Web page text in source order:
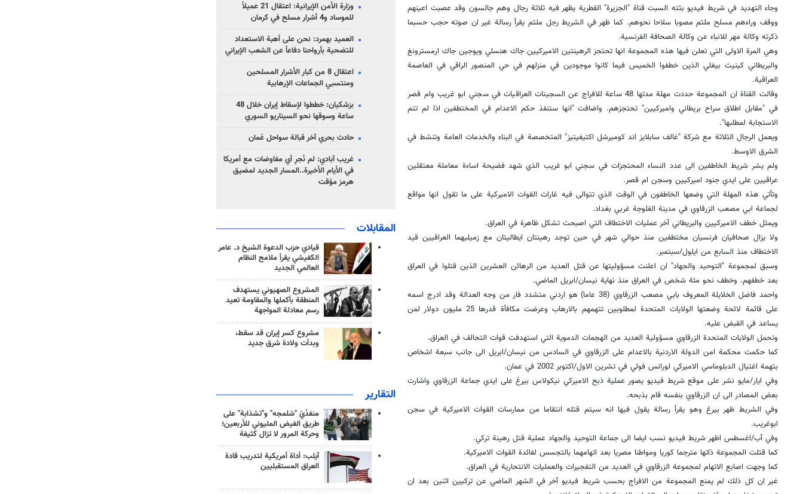
وجاء التهديد في شريط فيديو بثته السبت قناة "الجزيرة" القطرية يظهر فيه ثلاثة رجال وهم جالسون وقد عصبت اعينهم
ووقف وراءهم مسلح ملثم مصوبا سلاحا نحوهم. كما ظهر في الشريط رجل ملثم يقرأ رسالة غير ان صوته حجب حسبما
ذكرته وكالة مهر للانباء عن وكالة الصحافة الفرنسية.
وهي المرة الاولى التي تعلن فيها هذه المجموعة انها تحتجز الرهينتين الاميركيين جاك هنسلي ويوجين جاك ارمسترونغ
والبريطاني كينيث بيغلي الذين خطفوا الخميس فيما كانوا موجودين في منزلهم في حي المنصور الراقي في العاصمة
العراقية.
وقالت القناة ان المجموعة حددت مهلة مدتها 48 ساعة للافراج عن السجينات العراقيات في سجني ابو غريب وام قصر
في "مقابل اطلاق سراح بريطاني واميركيين" تحتجزهم. واضافت "انها ستنفذ حكم الاعدام في المختطفين اذا لم تتم
الاستجابة لمطلبها".
ويعمل الرجال الثلاثة مع شركة "غالف سابلايز اند كوميرشل اكتيفيتيز" المتخصصة في البناء والخدمات العامة وتنشط في
الشرق الاوسط.
ولم يشر شريط الخاطفين الى عدد النساء المحتجزات في سجني ابو غريب الذي شهد فضيحة اساءة معاملة معتقلين
عراقيين على ايدي جنود اميركيين وسجن ام قصر.
وتأتي هذه المهلة التي وضعها الخاطفون في الوقت الذي تتوالى فيه غارات القوات الاميركية على ما تقول انها مواقع
لجماعة ابي مصعب الزرقاوي في مدينة الفلوجة غربي بغداد.
ويمثل خطف الاميركيين والبريطاني آخر عمليات الاختطاف التي اصبحت تشكل ظاهرة في العراق.
ولا يزال صحافيان فرنسيان مختطفين منذ حوالي شهر في حين توجد رهينتان ايطاليتان مع زميليهما العراقيين قيد
الاختطاف منذ السابع من ايلول/سبتمبر.
وسبق لمجموعة "التوحيد والجهاد" ان اعلنت مسؤوليتها عن قتل العديد من الرهائن العشرين الذين قتلوا في العراق
بعد خطفهم. وخطف نحو مئة شخص في العراق منذ نهاية نيسان/ابريل الماضي.
واحمد فاضل الخلايلة المعروف بابي مصعب الزرقاوي (38 عاما) هو اردني متشدد فار من وجه العدالة وقد ادرج اسمه
على قائمة لائحة وضعتها الولايات المتحدة لمطلوبين تتهمهم بالارهاب وعرضت مكافأة قدرها 25 مليون دولار لمن
يساعد في القبض عليه.
وتحمل الولايات المتحدة الزرقاوي مسؤولية العديد من الهجمات الدموية التي استهدفت قوات التحالف في العراق.
كما حكمت محكمة امن الدولة الاردنية بالاعدام على الزرقاوي في السادس من نيسان/ابريل الى جانب سبعة اشخاص
بتهمة اغتيال الدبلوماسي الاميركي لورانس فولي في تشرين الاول/اكتوبر 2002 في عمان.
وفي ايار/مايو نشر على موقع شريط فيديو يصور عملية ذبح الاميركي نيكولاس بيرغ على ايدي جماعة الزرقاوي واشارت
بعض المصادر الى ان الزرقاوي بنفسه قام بذبحه.
وفي الشريط ظهر بيرغ وهو يقرأ رسالة يقول فيها انه سيتم قتله انتقاما من ممارسات القوات الاميركية في سجن
ابوغريب.
وفي آب/اغسطس اظهر شريط فيديو نسب ايضا الى جماعة التوحيد والجهاد عملية قتل رهينة تركي.
كما قتلت المجموعة ذاتها مترجما كوريا ومواطنا مصريا بعد اتهامهما بالتجسس لفائدة القوات الاميركية.
كما وجهت اصابع الاتهام لمجموعة الزرقاوي في العديد من التفجيرات والعمليات الانتحارية في العراق.
غير ان كل ذلك لم يمنع المجموعة من الافراج بحسب شريط فيديو آخر في الشهر الماضي عن تركيين اثنين بعد ان
وزارة الأمن الإيرانية: اعتقال 21 عميلاً
للموساد و4 أشرار مسلح في كرمان
العميد بهمرد: نحن على أهبة الاستعداد
للتضحية بأرواحنا دفاعاً عن الشعب الإيراني
اعتقال 8 من كبار الأشرار المسلحين
ومنتسبي الجماعات الإرهابية
بزشكيان: خططوا لإسقاط إيران خلال 48
ساعة وسوقها نحو السيناريو السوري
حادث بحري آخر قبالة سواحل عُمان
غريب آبادي: لم نُجرِ أي مفاوضات مع أمريكا
في الأيام الأخيرة..المسار الجديد لمضيق
هرمز مؤقت
المقابلات
قيادي حزب الدعوة الشيخ د. عامر
الكفيشي يقرأ ملامح النظام
العالمي الجديد
المشروع الصهيوني يستهدف
المنطقة بأكملها والمقاومة تعيد
رسم معادلة المواجهة
مشروع كسر إيران قد سقط،
وبدأت ولادة شرق جديد
التقارير
منفذَيّ "شلمجه" و"تشذابة" على
طريق الفيض المليوني للأربعين؛
وحركة المرور لا تزال كثيفة
آيلب: أداة أمريكية لتدريب قادة
العراق المستقبليين